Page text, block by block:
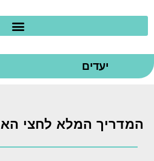
יעדים
המדריך המלא לחצי